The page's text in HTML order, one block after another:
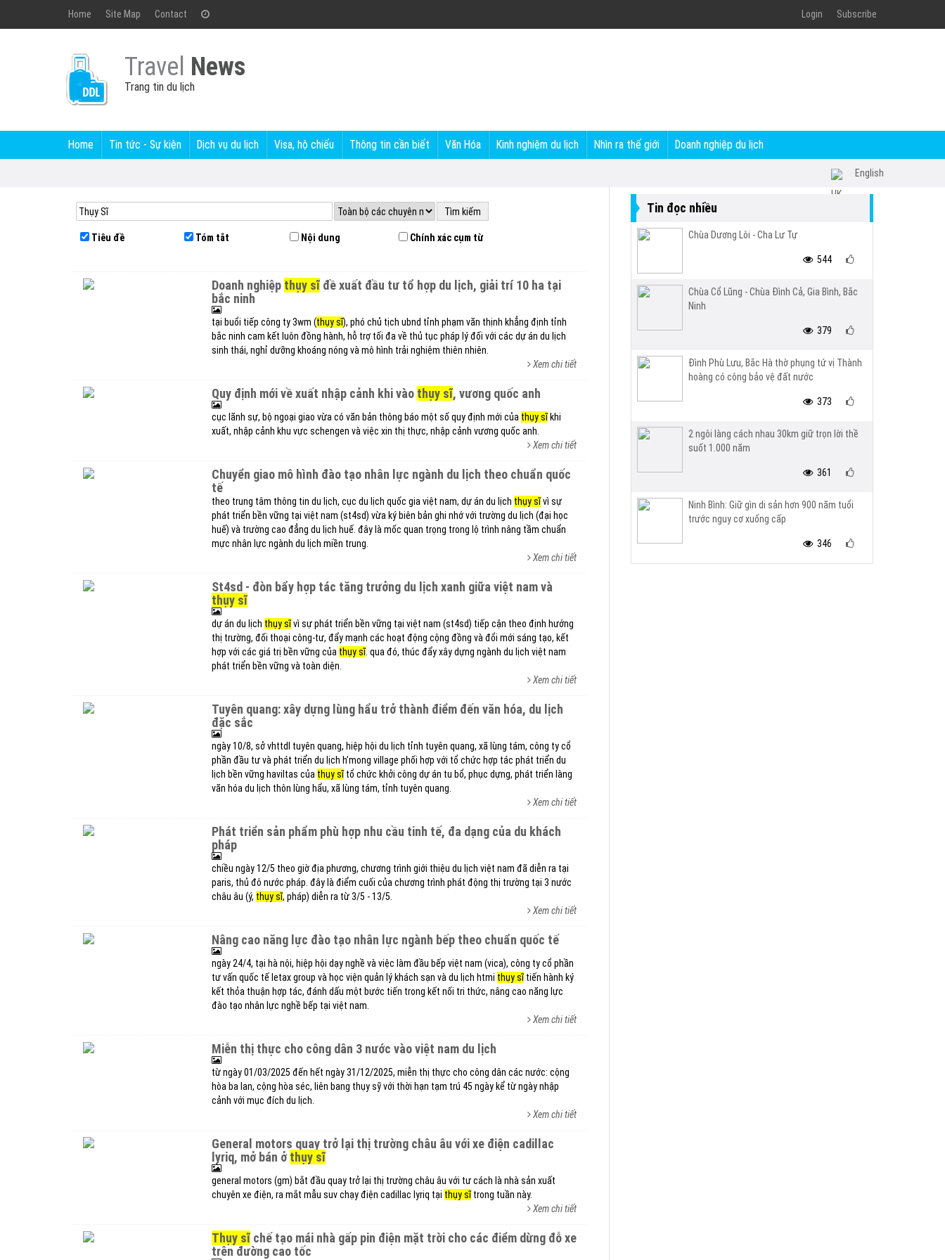
Home Site Map Contact Login Subscribe
Travel News
Trang tin du lịch
Home Tin tức - Sự kiện Dịch vụ du lịch Visa, hộ chiếu Thông tin cần biết Văn Hóa Kinh nghiệm du lịch Nhìn ra thế giới Doanh nghiệp du lịch
English
Tiêu đề Tóm tắt Nội dung Chính xác cụm từ
doanh nghiệp thụy sĩ đề xuất đầu tư tổ hợp du lịch, giải trí 10 ha tại
bắc ninh
tại buổi tiếp công ty 3wm (thụy sĩ), phó chủ tịch ubnd tỉnh phạm văn thịnh khẳng định tỉnh
bắc ninh cam kết luôn đồng hành, hỗ trợ tối đa về thủ tục pháp lý đối với các dự án du lịch
sinh thái, nghỉ dưỡng khoáng nóng và mô hình trải nghiệm thiên nhiên.
Xem chi tiết
quy định mới về xuất nhập cảnh khi vào thụy sĩ, vương quốc anh
cục lãnh sự, bộ ngoại giao vừa có văn bản thông báo một số quy định mới của thụy sĩkhi
xuất, nhập cảnh khu vực schengen và việc xin thị thực, nhập cảnh vương quốc anh.
Xem chi tiết
chuyển giao mô hình đào tạo nhân lực ngành du lịch theo chuẩn quốc
tế
theo trung tâm thông tin du lịch, cục du lịch quốc gia việt nam, dự án du lịch thụy sĩvì sự
phát triển bền vững tại việt nam (st4sd) vừa ký biên bản ghi nhớ với trường du lịch (đại học
huế) và trường cao đẳng du lịch huế. đây là mốc quan trọng trong lộ trình nâng tầm chuẩn
mực nhân lực ngành du lịch miền trung.
Xem chi tiết
st4sd - đòn bẩy hợp tác tăng trưởng du lịch xanh giữa việt nam và
thụy sĩ
dự án du lịch thụy sĩvì sự phát triển bền vững tại việt nam (st4sd) tiếp cận theo định hướng
thị trường, đối thoại công-tư, đẩy mạnh các hoạt động cộng đồng và đổi mới sáng tạo, kết
hợp với các giá trị bền vững của thụy sĩ. qua đó, thúc đẩy xây dựng ngành du lịch việt nam
phát triển bền vững và toàn diện.
Xem chi tiết
tuyên quang: xây dựng lùng hẩu trở thành điểm đến văn hóa, du lịch
đặc sắc
ngày 10/8, sở vhttdl tuyên quang, hiệp hội du lịch tỉnh tuyên quang, xã lùng tám, công ty cổ
phần đầu tư và phát triển du lịch h’mong village phối hợp với tổ chức hợp tác phát triển du
lịch bền vững haviltas của thụy sĩtổ chức khởi công dự án tu bổ, phục dựng, phát triển làng
văn hóa du lịch thôn lùng hẩu, xã lùng tám, tỉnh tuyên quang.
Xem chi tiết
phát triển sản phẩm phù hợp nhu cầu tinh tế, đa dạng của du khách
pháp
chiều ngày 12/5 theo giờ địa phương, chương trình giới thiệu du lịch việt nam đã diễn ra tại
paris, thủ đô nước pháp. đây là điểm cuối của chương trình phát động thị trường tại 3 nước
châu âu (ý, thụy sĩ, pháp) diễn ra từ 3/5 - 13/5.
Xem chi tiết
nâng cao năng lực đào tạo nhân lực ngành bếp theo chuẩn quốc tế
ngày 24/4, tại hà nội, hiệp hội dạy nghề và việc làm đầu bếp việt nam (vica), công ty cổ phần
tư vấn quốc tế letax group và học viện quản lý khách sạn và du lịch htmi thụy sĩtiến hành ký
kết thỏa thuận hợp tác, đánh dấu một bước tiến trong kết nối tri thức, nâng cao năng lực
đào tạo nhân lực nghề bếp tại việt nam.
Xem chi tiết
miễn thị thực cho công dân 3 nước vào việt nam du lịch
từ ngày 01/03/2025 đến hết ngày 31/12/2025, miễn thị thực cho công dân các nước: cộng
hòa ba lan, cộng hòa séc, liên bang thụy sỹ với thời hạn tạm trú 45 ngày kể từ ngày nhập
cảnh với mục đích du lịch.
Xem chi tiết
general motors quay trở lại thị trường châu âu với xe điện cadillac
lyriq, mở bán ở thụy sĩ
general motors (gm) bắt đầu quay trở lại thị trường châu âu với tư cách là nhà sản xuất
chuyên xe điện, ra mắt mẫu suv chạy điện cadillac lyriq tại thụy sĩtrong tuần này.
Xem chi tiết
thụy sĩ chế tạo mái nhà gấp pin điện mặt trời cho các điểm dừng đỗ xe
trên đường cao tốc
Tin đọc nhiều
Chùa Dương Lôi - Cha Lư Tự
544
Chùa Cổ Lũng - Chùa Đình Cả, Gia Bình, Bắc
Ninh
379
Đình Phù Lưu, Bắc Hà thờ phụng tứ vị Thành
hoàng có công bảo vệ đất nước
373
2 ngôi làng cách nhau 30km giữ trọn lời thề
suốt 1.000 năm
361
Ninh Bình: Giữ gìn di sản hơn 900 năm tuổi
trước nguy cơ xuống cấp
346